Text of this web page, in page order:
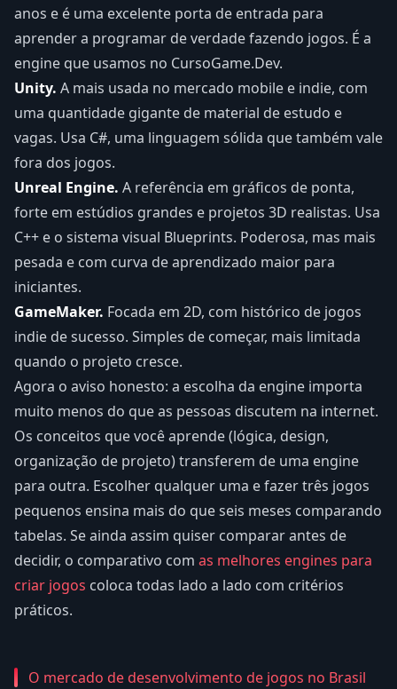
anos e é uma excelente porta de entrada para
aprender a programar de verdade fazendo jogos. É a
engine que usamos no CursoGame.Dev.
Unity. A mais usada no mercado mobile e indie, com
uma quantidade gigante de material de estudo e
vagas. Usa C#, uma linguagem sólida que também vale
fora dos jogos.
Unreal Engine. A referência em gráficos de ponta,
forte em estúdios grandes e projetos 3D realistas. Usa
C++ e o sistema visual Blueprints. Poderosa, mas mais
pesada e com curva de aprendizado maior para
iniciantes.
GameMaker. Focada em 2D, com histórico de jogos
indie de sucesso. Simples de começar, mais limitada
quando o projeto cresce.
Agora o aviso honesto: a escolha da engine importa
muito menos do que as pessoas discutem na internet.
Os conceitos que você aprende (lógica, design,
organização de projeto) transferem de uma engine
para outra. Escolher qualquer uma e fazer três jogos
pequenos ensina mais do que seis meses comparando
tabelas. Se ainda assim quiser comparar antes de
decidir, o comparativo com as melhores engines para
criar jogos coloca todas lado a lado com critérios
práticos.
O mercado de desenvolvimento de jogos no Brasil